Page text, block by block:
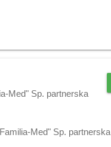
Med" Sp. partnerska
Med" Sp. partnerska